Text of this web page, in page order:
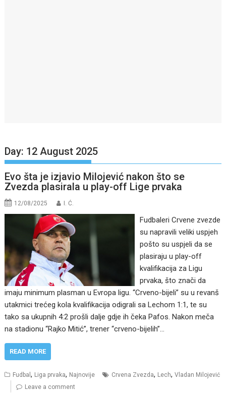
Day: 12 August 2025
Evo šta je izjavio Milojević nakon što se
Zvezda plasirala u play-off Lige prvaka
12/08/2025 I. Ć.
Fudbaleri Crvene zvezde
su napravili veliki uspjeh
pošto su uspjeli da se
plasiraju u play-off
kvalifikacija za Ligu
prvaka, što znači da
imaju minimum plasman u Evropa ligu. “Crveno-bijeli” su u revanš
utakmici trećeg kola kvalifikacija odigrali sa Lechom 1:1, te su
tako sa ukupnih 4:2 prošli dalje gdje ih čeka Pafos. Nakon meča
na stadionu “Rajko Mitić”, trener “crveno-bijelih”…
READ MORE
Fudbal, Liga prvaka, Najnovije Crvena Zvezda, Lech,Vladan Milojević
Leave a comment